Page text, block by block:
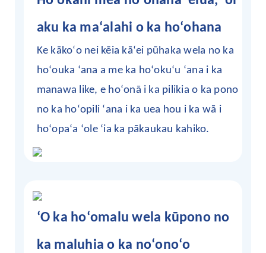
aku ka maʻalahi o ka hoʻohana
Ke kākoʻo nei kēia kāʻei pūhaka wela no ka
hoʻouka ʻana a me ka hoʻokuʻu ʻana i ka
manawa like, e hoʻonā i ka pilikia o ka pono
no ka hoʻopili ʻana i ka uea hou i ka wā i
hoʻopaʻa ʻole ʻia ka pākaukau kahiko.
ʻO ka hoʻomalu wela kūpono no
ka maluhia o ka noʻonoʻo